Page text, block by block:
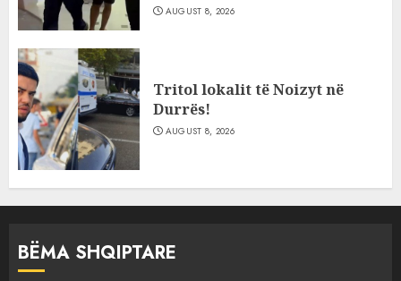
AUGUST 8, 2026
Tritol lokalit të Noizyt në
Durrës!
AUGUST 8, 2026
BËMA SHQIPTARE